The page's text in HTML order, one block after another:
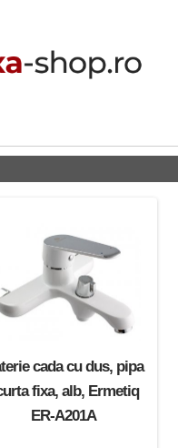
cada cu dus, pipa
fixa, alb, Ermetiq
ER-A201A